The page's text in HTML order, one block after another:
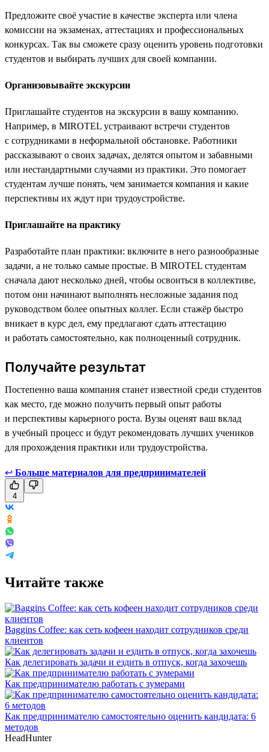
Предложите своё участие в качестве эксперта или члена
комиссии на экзаменах, аттестациях и профессиональных
конкурсах. Так вы сможете сразу оценить уровень подготовки
студентов и выбирать лучших для своей компании.
Организовывайте экскурсии
Приглашайте студентов на экскурсии в вашу компанию.
Например, в MIROTEL устраивают встречи студентов
с сотрудниками в неформальной обстановке. Работники
рассказывают о своих задачах, делятся опытом и забавными
или нестандартными случаями из практики. Это помогает
студентам лучше понять, чем занимается компания и какие
перспективы их ждут при трудоустройстве.
Приглашайте на практику
Разработайте план практики: включите в него разнообразные
задачи, а не только самые простые. В MIROTEL студентам
сначала дают несколько дней, чтобы освоиться в коллективе,
потом они начинают выполнять несложные задания под
руководством более опытных коллег. Если стажёр быстро
вникает в курс дел, ему предлагают сдать аттестацию
и работать самостоятельно, как полноценный сотрудник.
Получайте результат
Постепенно ваша компания станет известной среди студентов
как место, где можно получить первый опыт работы
и перспективы карьерного роста. Вузы оценят ваш вклад
в учебный процесс и будут рекомендовать лучших учеников
для прохождения практики или трудоустройства.
↩ Больше материалов для предпринимателей
4
Читайте также
Baggins Coffee: как сеть кофеен находит сотрудников среди
клиентов
Как делегировать задачи и ездить в отпуск, когда захочешь
Как предпринимателю работать с зумерами
Как предпринимателю самостоятельно оценить кандидата: 6
методов
HeadHunter